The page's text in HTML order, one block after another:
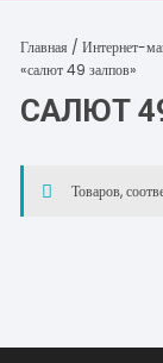
Главная /Интернет-
«салют 49 залпов»
САЛЮТ
Товаров,